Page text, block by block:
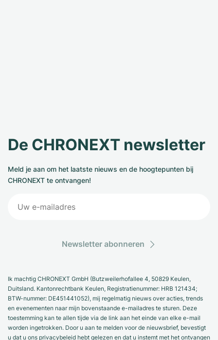
De CHRONEXT newsletter
Meld je aan om het laatste nieuws en de hoogtepunten bij
CHRONEXT te ontvangen!
Newsletter abonneren
Ik machtig CHRONEXT GmbH (Butzweilerhofallee 4, 50829 Keulen,
Duitsland. Kantonrechtbank Keulen, Registratienummer: HRB 121434;
BTW-nummer: DE451441052), mij regelmatig nieuws over acties, trends
en evenementen naar mijn bovenstaande e-mailadres te sturen. Deze
toestemming kan te allen tijde via de link aan het einde van elke e-mail
worden ingetrokken. Door u aan te melden voor de nieuwsbrief, bevestigt
u dat u ons privacybeleid hebt gelezen en dat u instemt met het ontvangen